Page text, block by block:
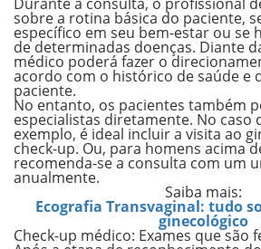
sobre a rotina básica do paciente,
específico em seu bem-estar ou se
de determinadas doenças. Diante
médico poderá fazer o
acordo com o histórico de saúde e
paciente.
No entanto, os pacientes também
especialistas diretamente. No caso
exemplo, é ideal incluir a visita ao
check-up. Ou, para homens acima
recomenda-se a consulta com um
anualmente.
Saiba mais:
Ecografia Transvaginal: tudo
ginecológico
Check-up médico: Exames que são